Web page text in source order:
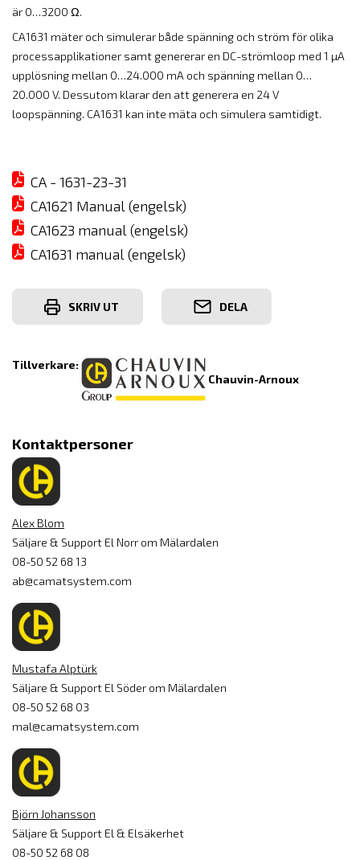
är 0…3200 Ω.
CA1631 mäter och simulerar både spänning och ström för olika
processapplikationer samt genererar en DC-strömloop med 1 µA
upplösning mellan 0…24.000 mA och spänning mellan 0…
20.000 V. Dessutom klarar den att generera en 24 V
loopspänning. CA1631 kan inte mäta och simulera samtidigt.
CA - 1631-23-31
CA1621 Manual (engelsk)
CA1623 manual (engelsk)
CA1631 manual (engelsk)
SKRIV UT DELA
Tillverkare:
Chauvin-Arnoux
Kontaktpersoner
Alex Blom
Säljare & Support El Norr om Mälardalen
08-50 52 68 13
ab@camatsystem.com
Mustafa Alptürk
Säljare & Support El Söder om Mälardalen
08-50 52 68 03
mal@camatsystem.com
Björn Johansson
Säljare & Support El & Elsäkerhet
08-50 52 68 08